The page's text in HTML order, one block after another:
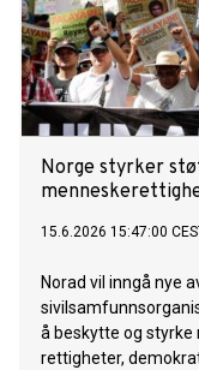
Norge styrker
15.6.2026 15:47:00
Norad vil inngå nye
å beskytte og
rettigheter,